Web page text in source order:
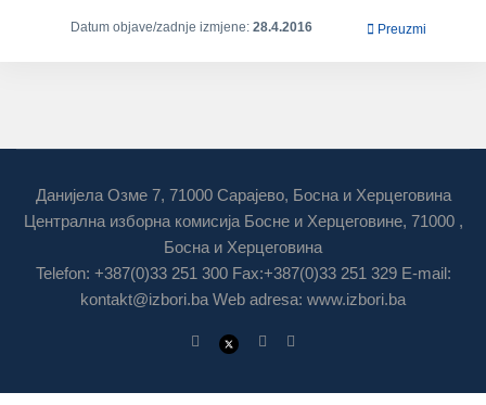
Datum objave/zadnje izmjene: 28.4.2016 Preuzmi
Данијела Озме 7, 71000 Сарајево, Босна и Херцеговина
Централна изборна комисија Босне и Херцеговине, 71000 ,
Босна и Херцеговина
Telefon: +387(0)33 251 300 Fax:+387(0)33 251 329 E-mail:
kontakt@izbori.ba Web adresa: www.izbori.ba